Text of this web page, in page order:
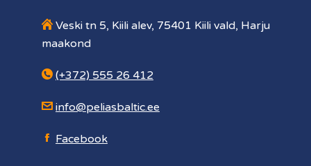
Veski tn 5, Kiili alev, 75401 Kiili vald, Harju
maakond
(+372) 555 26 412
info@peliasbaltic.ee
Facebook